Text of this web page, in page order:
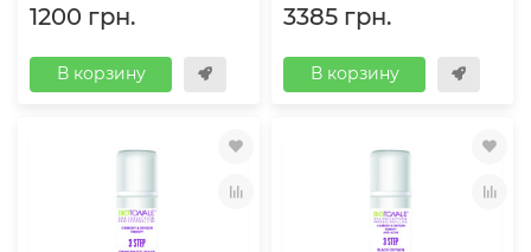
1200 грн.
В корзину
3385 грн.
В корзину